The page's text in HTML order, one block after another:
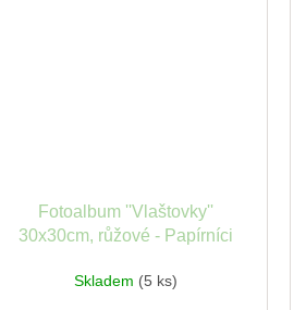
Fotoalbum ''Vlaštovky''
30x30cm, růžové - Papírníci
Skladem (5 ks)